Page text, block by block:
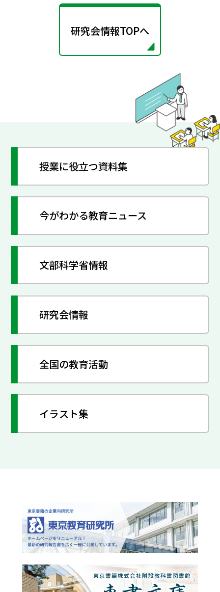
研究会情報TOPへ
授業に役立つ資料集
今がわかる教育ニュース
文部科学省情報
研究会情報
全国の教育活動
イラスト集